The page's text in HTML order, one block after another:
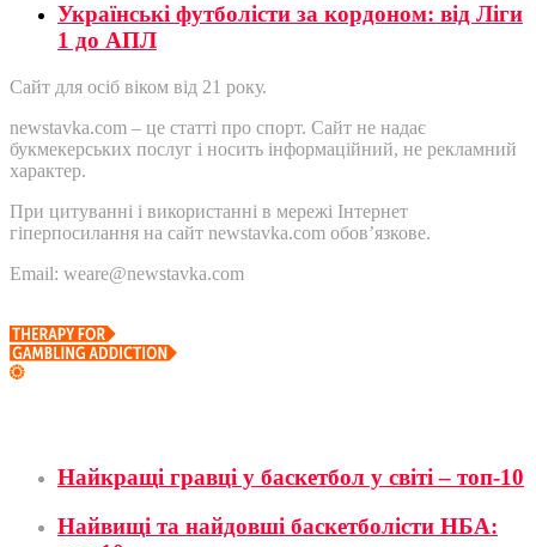
Українські футболісти за кордоном: від Ліги
1 до АПЛ
Сайт для осіб віком від 21 року.
newstavka.com – це статті про спорт. Сайт не надає
букмекерських послуг і носить інформаційний, не рекламний
характер.
При цитуванні і використанні в мережі Інтернет
гіперпосилання на сайт newstavka.com обов’язкове.
Email: weare@newstavka.com
Найкращі гравці у баскетбол у світі – топ-10
Найвищі та найдовші баскетболісти НБА: